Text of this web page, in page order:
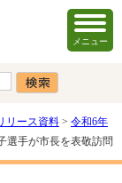
メニュー
リース資料 > 令和6年
選手が市長を表敬訪問